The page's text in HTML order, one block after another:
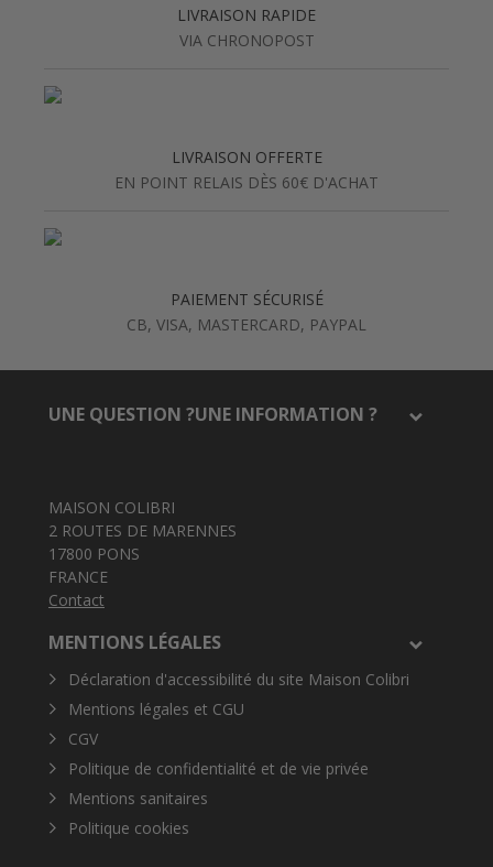
LIVRAISON RAPIDE
VIA CHRONOPOST
LIVRAISON OFFERTE
EN POINT RELAIS DÈS 60€ D'ACHAT
PAIEMENT SÉCURISÉ
CB, VISA, MASTERCARD, PAYPAL
UNE QUESTION ?UNE INFORMATION ?
MAISON COLIBRI
2 ROUTES DE MARENNES
17800 PONS
FRANCE
Contact
MENTIONS LÉGALES
Déclaration d'accessibilité du site Maison Colibri
Mentions légales et CGU
CGV
Politique de confidentialité et de vie privée
Mentions sanitaires
Politique cookies